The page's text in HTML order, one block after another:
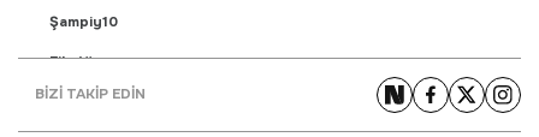
Şampiy10
Fikstür
Puan Durumu
BİZİ TAKİP EDİN